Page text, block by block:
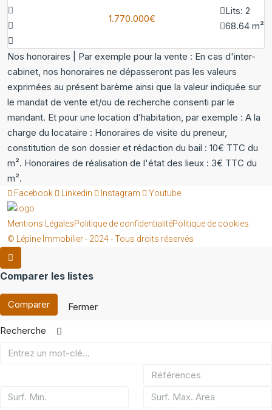
1.770.000€
Lits: 2
68.64 m²
Nos honoraires | Par exemple pour la vente : En cas d'inter-
cabinet, nos honoraires ne dépasseront pas les valeurs
exprimées au présent barème ainsi que la valeur indiquée sur
le mandat de vente et/ou de recherche consenti par le
mandant. Et pour une location d’habitation, par exemple : A la
charge du locataire : Honoraires de visite du preneur,
constitution de son dossier et rédaction du bail : 10€ TTC du
m². Honoraires de réalisation de l'état des lieux : 3€ TTC du
m².
Facebook Linkedin Instagram Youtube
Mentions LégalesPolitique de confidentialitéPolitique de cookies
© Lépine Immobilier - 2024 - Tous droits réservés
Comparer les listes
Comparer Fermer
Recherche